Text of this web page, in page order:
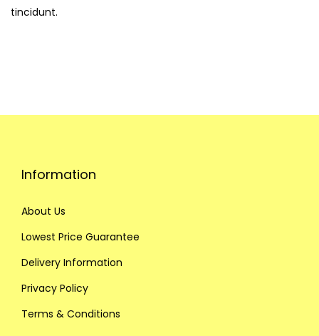
tincidunt.
Information
About Us
Lowest Price Guarantee
Delivery Information
Privacy Policy
Terms & Conditions